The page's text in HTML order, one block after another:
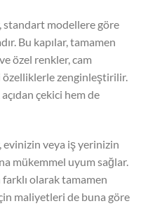
standart modellere göre
Bu kapılar, tamamen
özel renkler, cam
zenginleştirilir.
çekici hem de
evinizin veya iş yerinizin
mükemmel uyum sağlar.
olarak tamamen
maliyetleri de buna göre